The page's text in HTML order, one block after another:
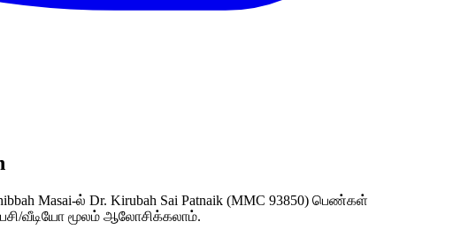
Masai-ல் Dr. Kirubah Sai Patnaik (MMC 93850) பெண்கள்
வீடியோ மூலம் ஆலோசிக்கலாம்.